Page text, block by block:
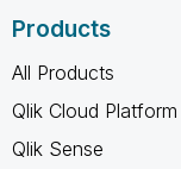
Products
All Products
Qlik Cloud Platform
Qlik Sense